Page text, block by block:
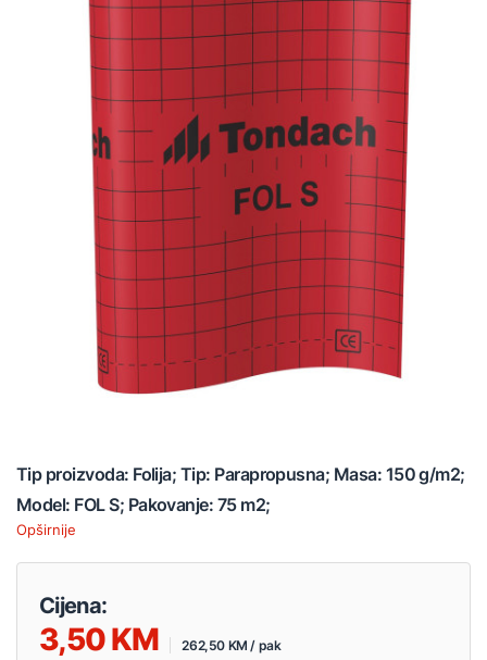
Tip proizvoda: Folija; Tip: Parapropusna; Masa: 150 g/m2;
Model: FOL S; Pakovanje: 75 m2;
Opširnije
Cijena:
3,50 262,50 KM / pak